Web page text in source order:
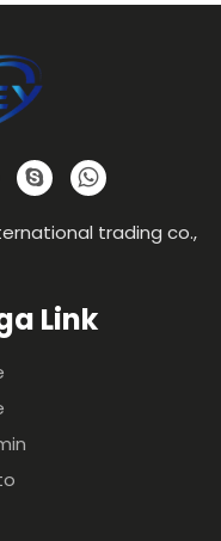
trading co.,
Link